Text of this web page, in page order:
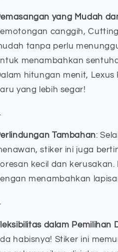
yang Mudah
canggih,
tanpa perlu
menambahkan
hitungan menit,
yang lebih segar!
Tambahan:
stiker ini juga
kecil dan
menambahkan
dalam Pemilihan
habisnya! Stiker ini